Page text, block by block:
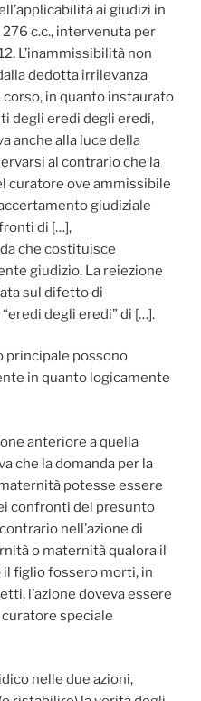
ai giudizi in
c.c., intervenuta per
L’inammissibilità non
dedotta irrilevanza
in quanto instaurato
degli eredi degli eredi,
anche alla luce della
al contrario che la
curatore ove ammissibile
giudiziale
di […],
che costituisce
giudizio. La reiezione
sul difetto di
degli eredi” di […].
principale possono
in quanto logicamente
anteriore a quella
che la domanda per la
potesse essere
confronti del presunto
nell’azione di
o maternità qualora il
il figlio fossero morti, in
l’azione doveva essere
speciale
nelle due azioni,